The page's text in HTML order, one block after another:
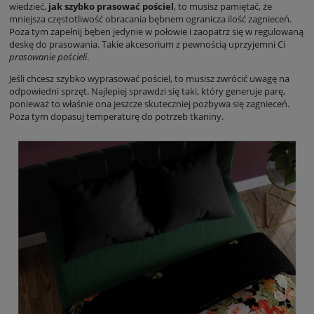
wiedzieć, jak szybko prasować pościel, to musisz pamiętać, że
mniejsza częstotliwość obracania bębnem ogranicza ilość zagnieceń.
Poza tym zapełnij bęben jedynie w połowie i zaopatrz się w regulowaną
deskę do prasowania. Takie akcesorium z pewnością uprzyjemni Ci
prasowanie pościeli.
Jeśli chcesz szybko wyprasować pościel, to musisz zwrócić uwagę na
odpowiedni sprzęt. Najlepiej sprawdzi się taki, który generuje parę,
ponieważ to właśnie ona jeszcze skuteczniej pozbywa się zagnieceń.
Poza tym dopasuj temperaturę do potrzeb tkaniny.